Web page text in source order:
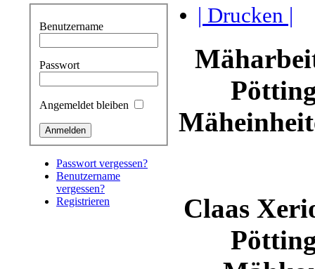
Benutzername
Passwort
Angemeldet bleiben
Passwort vergessen?
Benutzername
vergessen?
Registrieren
| Drucken |
Claas